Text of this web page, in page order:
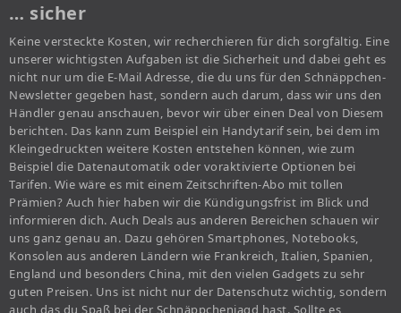
… sicher
Keine versteckte Kosten, wir recherchieren für dich sorgfältig. Eine
unserer wichtigsten Aufgaben ist die Sicherheit und dabei geht es
nicht nur um die E-Mail Adresse, die du uns für den Schnäppchen-
Newsletter gegeben hast, sondern auch darum, dass wir uns den
Händler genau anschauen, bevor wir über einen Deal von Diesem
berichten. Das kann zum Beispiel ein Handytarif sein, bei dem im
Kleingedruckten weitere Kosten entstehen können, wie zum
Beispiel die Datenautomatik oder voraktivierte Optionen bei
Tarifen. Wie wäre es mit einem Zeitschriften-Abo mit tollen
Prämien? Auch hier haben wir die Kündigungsfrist im Blick und
informieren dich. Auch Deals aus anderen Bereichen schauen wir
uns ganz genau an. Dazu gehören Smartphones, Notebooks,
Konsolen aus anderen Ländern wie Frankreich, Italien, Spanien,
England und besonders China, mit den vielen Gadgets zu sehr
guten Preisen. Uns ist nicht nur der Datenschutz wichtig, sondern
auch das du Spaß bei der Schnäppchenjagd hast. Sollte es